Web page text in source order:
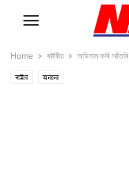
Home ৰাষ্ট্ৰীয় অভিমান কৰি
ৰাষ্ট্ৰীয় অন্যান্য